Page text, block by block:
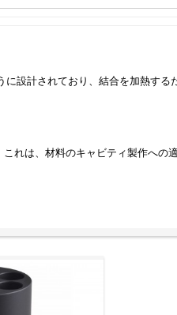
設計されており、結合を加熱する
れは、材料のキャビティ製作への
に加熱されます。しかし、ヒーター